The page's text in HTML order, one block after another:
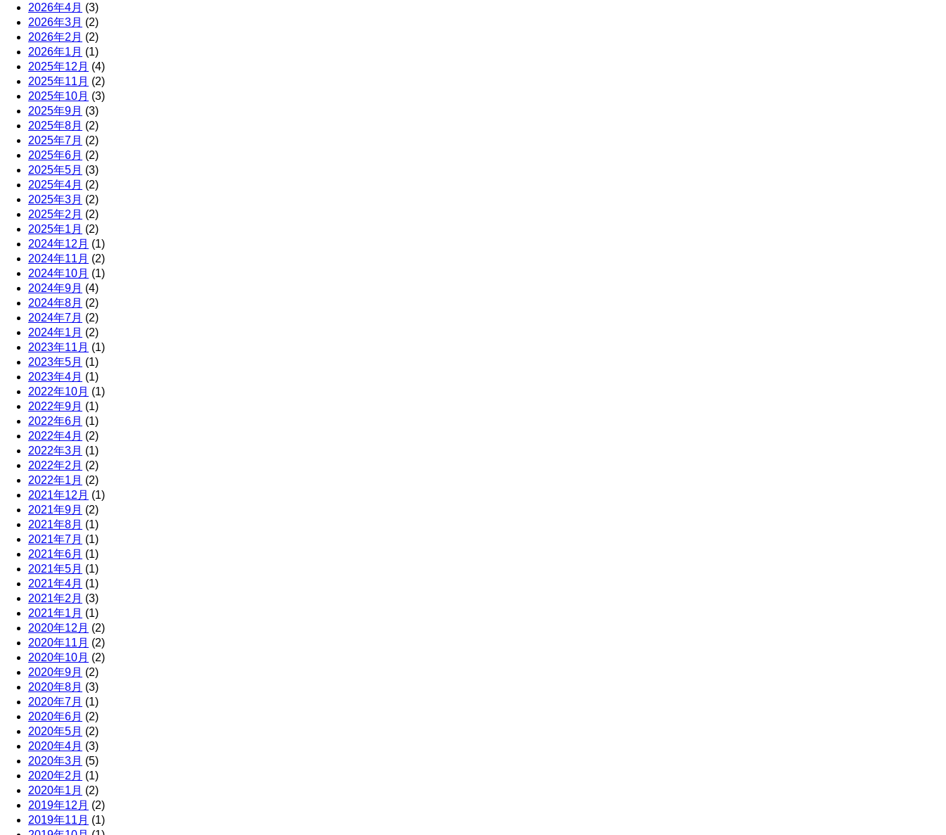
2026年4月 (3)
2026年3月 (2)
2026年2月 (2)
2026年1月 (1)
2025年12月 (4)
2025年11月 (2)
2025年10月 (3)
2025年9月 (3)
2025年8月 (2)
2025年7月 (2)
2025年6月 (2)
2025年5月 (3)
2025年4月 (2)
2025年3月 (2)
2025年2月 (2)
2025年1月 (2)
2024年12月 (1)
2024年11月 (2)
2024年10月 (1)
2024年9月 (4)
2024年8月 (2)
2024年7月 (2)
2024年1月 (2)
2023年11月 (1)
2023年5月 (1)
2023年4月 (1)
2022年10月 (1)
2022年9月 (1)
2022年6月 (1)
2022年4月 (2)
2022年3月 (1)
2022年2月 (2)
2022年1月 (2)
2021年12月 (1)
2021年9月 (2)
2021年8月 (1)
2021年7月 (1)
2021年6月 (1)
2021年5月 (1)
2021年4月 (1)
2021年2月 (3)
2021年1月 (1)
2020年12月 (2)
2020年11月 (2)
2020年10月 (2)
2020年9月 (2)
2020年8月 (3)
2020年7月 (1)
2020年6月 (2)
2020年5月 (2)
2020年4月 (3)
2020年3月 (5)
2020年2月 (1)
2020年1月 (2)
2019年12月 (2)
2019年11月 (1)